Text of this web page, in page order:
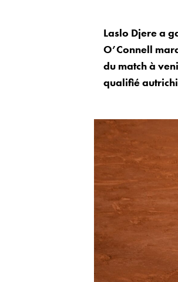
Laslo Djere a
O’Connell
du match à
qualifié